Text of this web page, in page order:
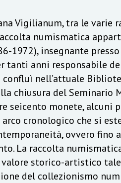
Vigilianum, tra le varie
numismatica
1972), insegnante
tanti anni responsabile
nell’attuale
chiusura del Seminario
seicento monete, alcuni
cronologico che si
ovvero fino
La raccolta
storico-artistico tale
del collezionismo